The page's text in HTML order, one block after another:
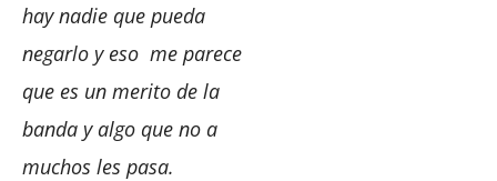
hay nadie que pueda
negarlo y eso me parece
que es un merito de la
banda y algo que no a
muchos les pasa.